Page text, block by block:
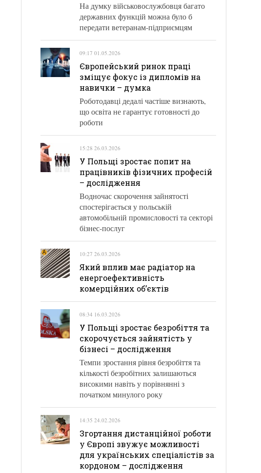
На думку військовослужбовця багато
державних функцій можна було б
передати ветеранам-підприємцям
09:17 01.05.2026
Європейський ринок праці
зміщує фокус із дипломів на
навички – думка
Роботодавці дедалі частіше визнають,
що освіта не гарантує готовності до
роботи
15:28 26.03.2026
У Польщі зростає попит на
працівників фізичних професій
– дослідження
Водночас скорочення зайнятості
спостерігається у польській
автомобільній промисловості та секторі
бізнес-послуг
10:27 26.03.2026
Який вплив має радіатор на
енергоефективність
комерційних об’єктів
08:34 16.03.2026
У Польщі зростає безробіття та
скорочується зайнятість у
бізнесі – дослідження
Темпи зростання рівня безробіття та
кількості безробітних залишаються
високими навіть у порівнянні з
початком минулого року
14:35 24.02.2026
Згортання дистанційної роботи
у Європі звужує можливості
для українських спеціалістів за
кордоном – дослідження